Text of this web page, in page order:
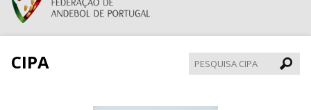
CIPA
CIPA